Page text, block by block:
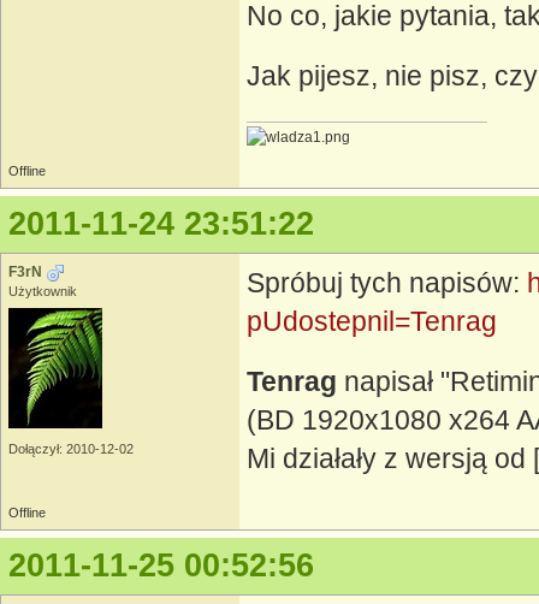
No co, jakie pytania,
Jak pijesz, nie pisz, czy
Offline
2011-11-24 23:51:22
F3rN
Użytkownik
Dołączył: 2010-12-02
Spróbuj tych napisów:
pUdostepnil=Tenrag
Tenrag napisał
(BD 1920x1080 x264
Mi działały z wersją od
Offline
2011-11-25 00:52:56